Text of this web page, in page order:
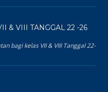
& VIII TANGGAL 22 -26
bagi kelas VII & VIII Tanggal 22-